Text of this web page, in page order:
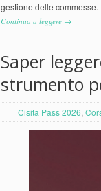
gestione delle
Continua a leggere →
Saper
strumento
Cisita Pass 2026,